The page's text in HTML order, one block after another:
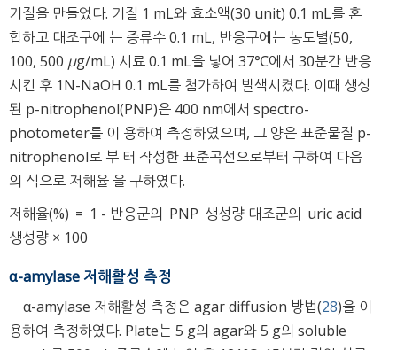
기질을 만들었다. 기질 1 mL와 효소액(30 unit) 0.1 mL를 혼
합하고 대조구에 는 증류수 0.1 mL, 반응구에는 농도별(50,
100, 500 μg/mL) 시료 0.1 mL을 넣어 37℃에서 30분간 반응
시킨 후 1N-NaOH 0.1 mL를 첨가하여 발색시켰다. 이때 생성
된 p-nitrophenol(PNP)은 400 nm에서 spectro-
photometer를 이 용하여 측정하였으며, 그 양은 표준물질 p-
nitrophenol로 부 터 작성한 표준곡선으로부터 구하여 다음
의 식으로 저해율 을 구하였다.
저해율(%) = 1 - 반응군의 PNP 생성량 대조군의 uric acid
생성량 × 100
α-amylase 저해활성 측정
α-amylase 저해활성 측정은 agar diffusion 방법(28)을 이
용하여 측정하였다. Plate는 5 g의 agar와 5 g의 soluble